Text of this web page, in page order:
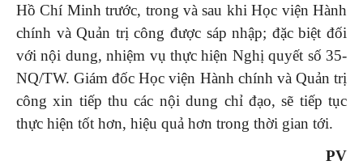
Hồ Chí Minh trước, trong và sau khi Học viện Hành
chính và Quản trị công được sáp nhập; đặc biệt đối
với nội dung, nhiệm vụ thực hiện Nghị quyết số 35-
NQ/TW. Giám đốc Học viện Hành chính và Quản trị
công xin tiếp thu các nội dung chỉ đạo, sẽ tiếp tục
thực hiện tốt hơn, hiệu quả hơn trong thời gian tới.
PV